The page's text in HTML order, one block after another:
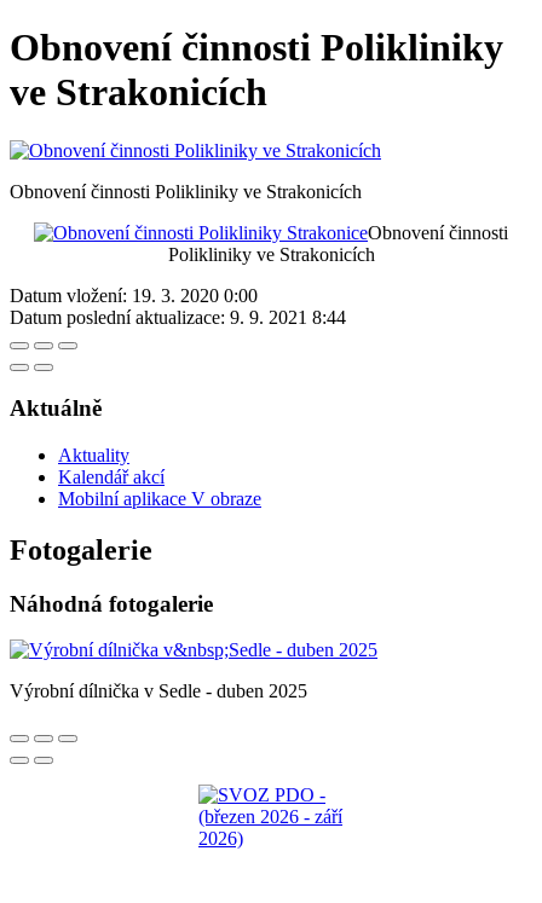
Obnovení činnosti Polikliniky
ve Strakonicích
Obnovení činnosti Polikliniky ve Strakonicích
Obnovení činnosti
Polikliniky ve Strakonicích
Datum vložení: 19. 3. 2020 0:00
Datum poslední aktualizace: 9. 9. 2021 8:44
Aktuálně
Aktuality
Kalendář akcí
Mobilní aplikace V obraze
Fotogalerie
Náhodná fotogalerie
Výrobní dílnička v Sedle - duben 2025